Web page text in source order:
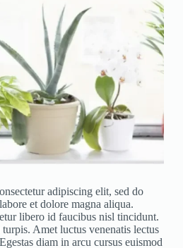
adipiscing elit, sed do
et dolore magna aliqua.
libero id faucibus nisl tincidunt.
Amet luctus venenatis lectus
diam in arcu cursus euismod